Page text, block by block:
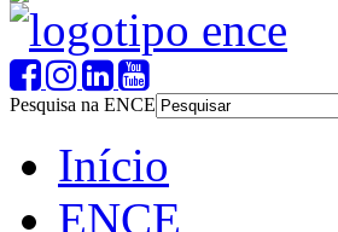
Pesquisa na ENCE
Início
ENCE